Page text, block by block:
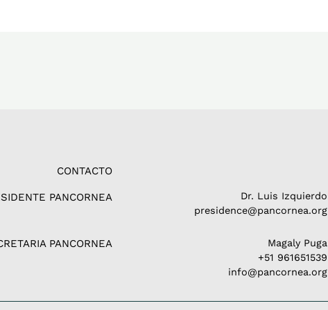
CONTACTO
PANCORNEA
PANCORNEA
Dr. Luis Izquierdo
presidence@pancornea.org
Magaly Puga
+51 961651539
info@pancornea.org